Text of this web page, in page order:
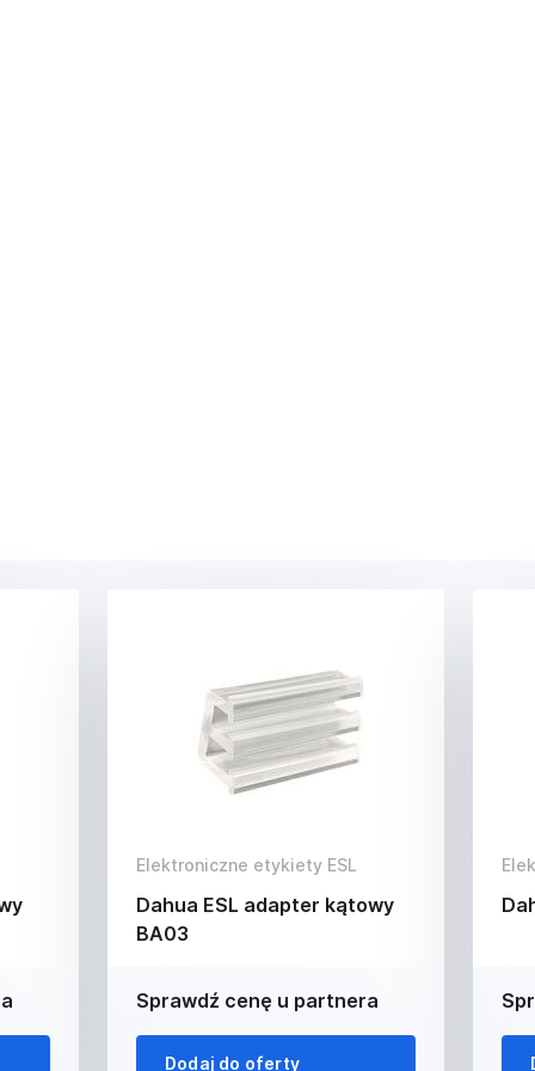
Elektroniczne etykiety ESL
Dahua ESL adapter kątowy
BA03
Sprawdź cenę u partnera
Dodaj do oferty